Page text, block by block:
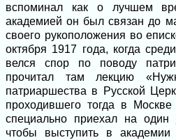
вспоминал как о лучшем
академией он был связан до
своего рукоположения во
октября 1917 года, когда
велся спор по поводу
прочитал там лекцию
патриаршества в Русской
проходившего тогда в
специально приехал на
чтобы выступить в академии